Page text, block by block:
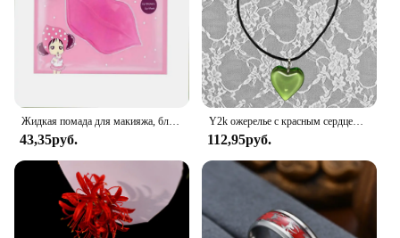
Жидкая помада для макияжа, блеск для губ, водостойкая стойкая губная помада, блеск для губ, Сексуальная Красная маска для губ для макияжа
43,35руб.
Y2k ожерелье с красным сердцем для женщин, модные винтажные подвески с большими сердечками, ожерелья, веревочная цепочка, подарок для девочек, готические ювелирные аксессуары
112,95руб.